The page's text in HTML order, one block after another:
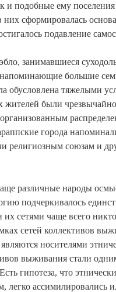
подобные ему поселения
них сформировалась
подавление
занимавшиеся
большие
обусловлена тяжелыми
жителей были
организованным
города
религиозным союзам и
различные народы
подчеркивалось
сетями чаще всего
сетей коллективов
носителями
выживания стали
гипотеза, что
легко ассимилировались